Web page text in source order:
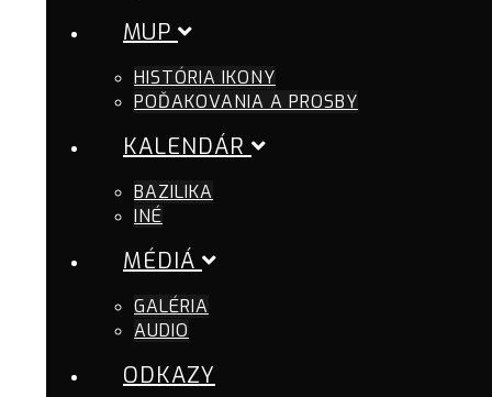
MUP
HISTÓRIA IKONY
POĎAKOVANIA A PROSBY
KALENDÁR
BAZILIKA
INÉ
MÉDIÁ
GALÉRIA
AUDIO
ODKAZY